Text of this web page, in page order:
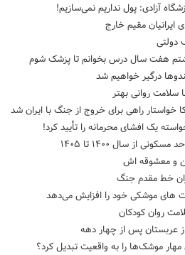
آزادی: پول نداریم نمی‌سازیم!
ایرانیان مقیم خارج
دولتی
هفت سال درس بخوانم تا پزشک شوم
درگیر خواهیم شد
سلامت روانی بهتر
راهی برای خروج از جنگ با ایران شد
یک افشای محرمانه را تأیید کرد!
از سال ۱۴۰۰ تا ۱۴۰۵
و معشوقه اش
خط مقدم جنگ
های موشکی خود را افزایش می‌دهد
روان کودکان
عربستان پس از چهار دهه
مهار موشک‌ها را به واقعیت تبدیل کرد؟